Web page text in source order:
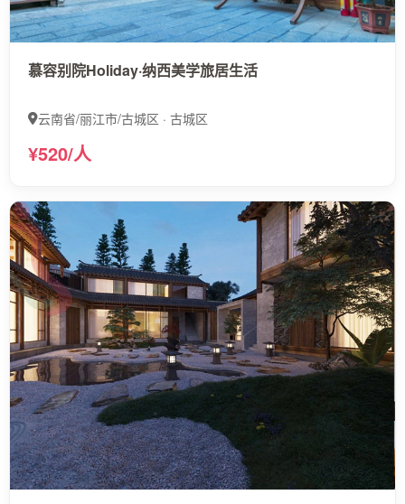
慕容别院Holiday·纳西美学旅居生活
云南省/丽江市/古城区 · 古城区
¥520/人